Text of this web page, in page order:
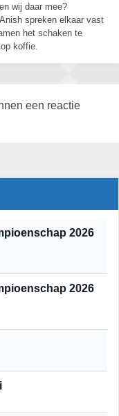
wij daar mee?
spreken elkaar vast
het schaken te
koffie.
een reactie
2026
2026